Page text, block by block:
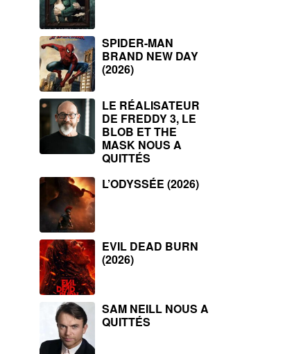
SPIDER-MAN
BRAND NEW DAY
(2026)
LE RÉALISATEUR
DE FREDDY 3, LE
BLOB ET THE
MASK NOUS A
QUITTÉS
L’ODYSSÉE (2026)
EVIL DEAD BURN
(2026)
SAM NEILL NOUS A
QUITTÉS